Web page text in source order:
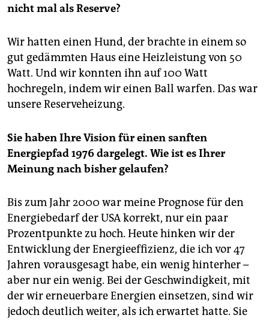
nicht mal als ­Reserve?
Wir hatten einen Hund, der brachte in einem so
gut gedämmten Haus eine Heizleistung von 50
Watt. Und wir konnten ihn auf 100 Watt
hochregeln, indem wir einen Ball warfen. Das war
unsere Reserveheizung.
Sie haben Ihre Vision für einen sanften
Energiepfad 1976 dargelegt. Wie ist es Ihrer
Meinung nach bisher gelaufen?
Bis zum Jahr 2000 war meine Prognose für den
Energiebedarf der USA korrekt, nur ein paar
Prozentpunkte zu hoch. Heute hinken wir der
Entwicklung der Energieeffizienz, die ich vor 47
Jahren vorausgesagt habe, ein wenig hinterher –
aber nur ein wenig. Bei der Geschwindigkeit, mit
der wir erneuerbare Energien einsetzen, sind wir
jedoch deutlich weiter, als ich erwartet hatte. Sie